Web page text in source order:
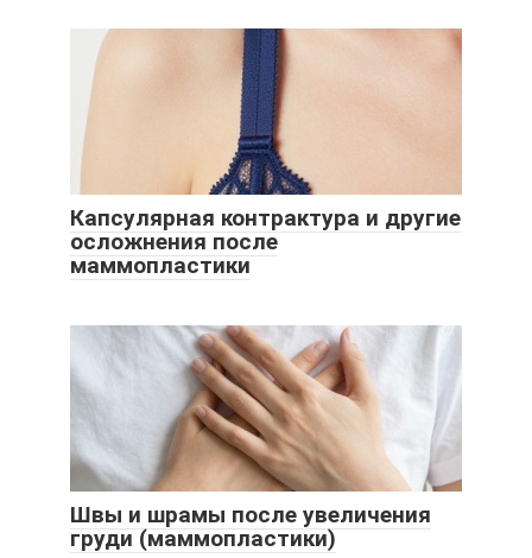
Капсулярная контрактура и другие
осложнения после
маммопластики
Швы и шрамы после увеличения
груди (маммопластики)